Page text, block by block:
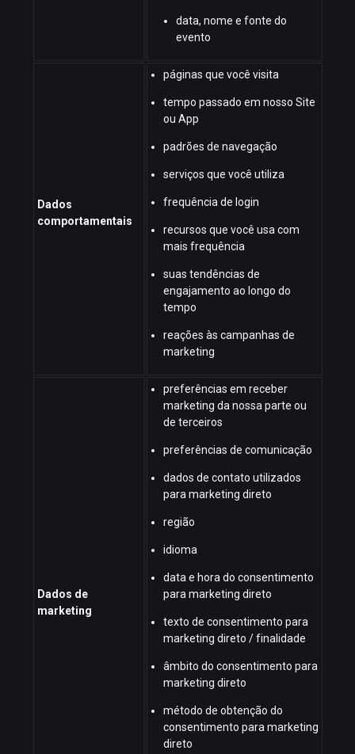
data, nome e fonte do
evento
Dados
comportamentais
páginas que você visita
tempo passado em nosso Site
ou App
padrões de navegação
serviços que você utiliza
frequência de login
recursos que você usa com
mais frequência
suas tendências de
engajamento ao longo do
tempo
reações às campanhas de
marketing
Dados de
marketing
preferências em receber
marketing da nossa parte ou
de terceiros
preferências de comunicação
dados de contato utilizados
para marketing direto
região
idioma
data e hora do consentimento
para marketing direto
texto de consentimento para
marketing direto / finalidade
âmbito do consentimento para
marketing direto
método de obtenção do
consentimento para marketing
direto